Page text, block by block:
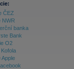
ČEZ
NWR
banka
Bank
O2
Apple